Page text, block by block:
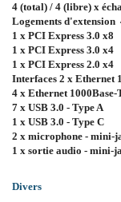
4 (total) / 4 (libre) x
Logements
1 x PCI Express 3.0 x8
1 x PCI Express 3.0 x4
1 x PCI Express 2.0 x4
Interfaces 2 x Ethernet
4 x Ethernet 1000Base-
7 x USB 3.0 - Type A
1 x USB 3.0 - Type C
2 x microphone - mini-
1 x sortie audio - mini-
Divers